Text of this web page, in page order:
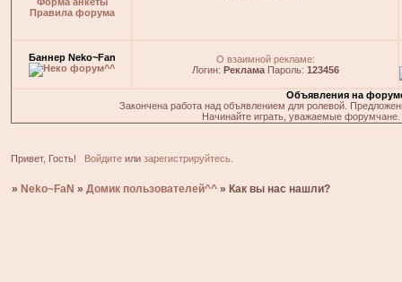
Правила форума
Баннер Neko~Fan
О взаимной рекламе:
Логин: РекламаПароль: 123456
Объявления на
Закончена работа над объявлением для ролевой.
Начинайте играть, уважаемые
Привет, Гость! Войдитеили зарегистрируйтесь.
» Neko~FaN »Домик пользователей^^ » Как вы нас нашли?